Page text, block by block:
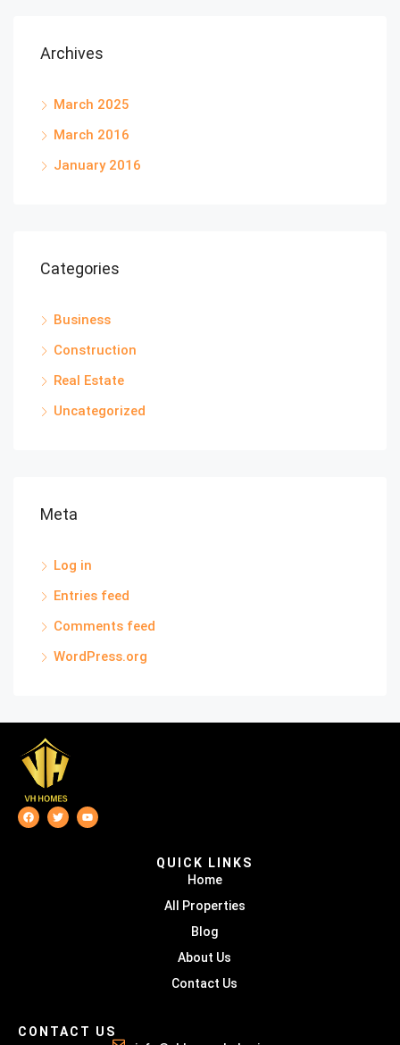
Archives
March 2025
March 2016
January 2016
Categories
Business
Construction
Real Estate
Uncategorized
Meta
Log in
Entries feed
Comments feed
WordPress.org
QUICK LINKS
Home
All Properties
Blog
About Us
Contact Us
CONTACT US